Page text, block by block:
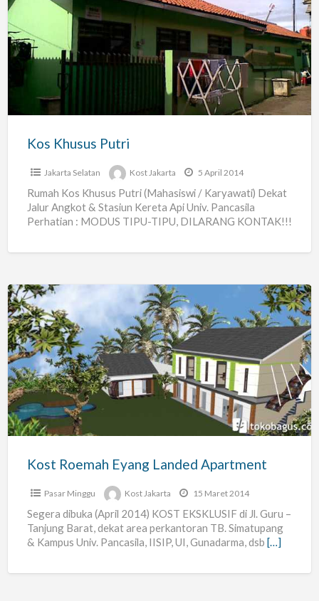
Khusus
Putri
Kos Khusus Putri
Jakarta Selatan Kost Jakarta 5 April 2014
Rumah Kos Khusus Putri (Mahasiswi / Karyawati) Dekat
Jalur Angkot & Stasiun Kereta Api Univ. Pancasila
Perhatian : MODUS TIPU-TIPU, DILARANG KONTAK!!!
Kost
Roemah
Eyang
Landed
Apartment
Kost Roemah Eyang Landed Apartment
Pasar Minggu Kost Jakarta 15 Maret 2014
Segera dibuka (April 2014) KOST EKSKLUSIF di Jl. Guru –
Tanjung Barat, dekat area perkantoran TB. Simatupang
& Kampus Univ. Pancasila, IISIP, UI, Gunadarma, dsb […]